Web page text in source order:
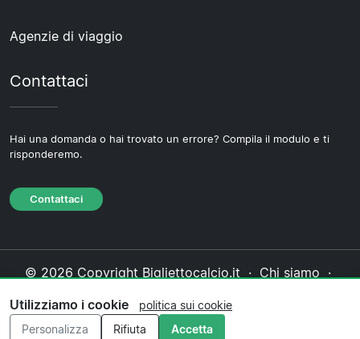
Agenzie di viaggio
Contattaci
Hai una domanda o hai trovato un errore? Compila il modulo e ti
risponderemo.
Contattaci
© 2026 Copyright Bigliettocalcio.it · Chi siamo ·
cookie·Politica editoriale
Utilizziamo i cookie
politica sui cookie
Personalizza
Rifiuta Accetta